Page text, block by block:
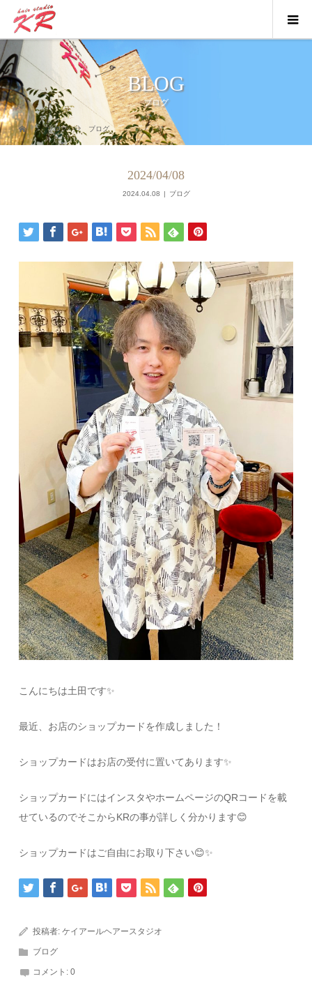
BLOG
ブログ
ブログ ブログ
2024/04/08
2024.04.08 ブログ
こんにちは土田です✨️
最近、お店のショップカードを作成しました！
ショップカードはお店の受付に置いてあります✨️
ショップカードにはインスタやホームページのQRコードを載
せているのでそこからKRの事が詳しく分かります😊
ショップカードはご自由にお取り下さい😊✨️
投稿者:ケイアールヘアースタジオ
ブログ
コメント:0